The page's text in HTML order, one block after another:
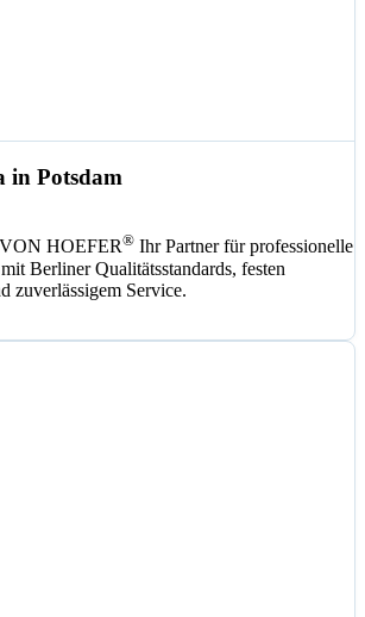
in Potsdam
HOEFER® Ihr Partner für professionelle
Berliner Qualitätsstandards, festen
zuverlässigem Service.